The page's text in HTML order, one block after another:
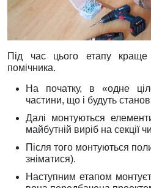
Під час цього етапу
помічника.
На початку, в «одне
частини, що і будуть
Далі монтуються
майбутній виріб на секції
Після того монтуються
зніматися).
Наступним етапом